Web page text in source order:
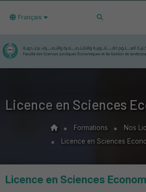
Français
Licence en Sciences
Formations
Nos
Licence en Sciences
Licence en Sciences